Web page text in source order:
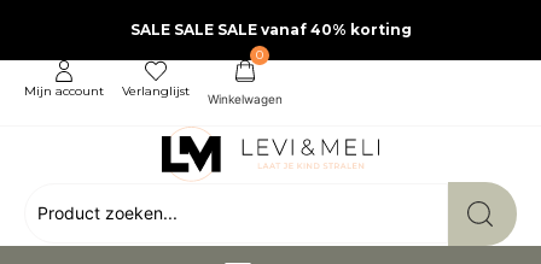
SALE SALE SALE vanaf 40% korting
Mijn account Verlanglijst
0